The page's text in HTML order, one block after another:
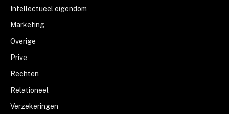
Intellectueel eigendom
Marketing
Overige
Prive
Rechten
Relationeel
Verzekeringen